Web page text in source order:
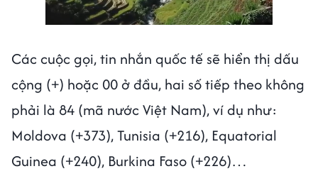
Các cuộc gọi, tin nhắn quốc tế sẽ hiển thị dấu
cộng (+) hoặc 00 ở đầu, hai số tiếp theo không
phải là 84 (mã nước Việt Nam), ví dụ như:
Moldova (+373), Tunisia (+216), Equatorial
Guinea (+240), Burkina Faso (+226)…